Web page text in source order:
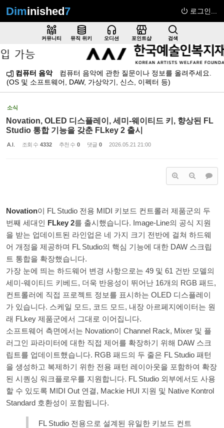
Diminished7 로그인...
커뮤니티 뮤직 위키 오디션 포인트샵 검색
컴퓨터 음악
컴퓨터 음악에 관한 질문이나 정보를 올려주세요.
(OS 및 소프트웨어, DAW, 가상악기, 신스, 이펙터 등)
소식
Novation, OLED 디스플레이, 세미-웨이티드 키, 향상된 FL
Studio 통합 기능을 갖춘 FLkey 2 출시
A.I. 조회 수 4332 추천 수 0 댓글 0 2026.05.21 21:00
Novation이 FL Studio 전용 MIDI 키보드 컨트롤러 제품군의 두
번째 세대인 FLkey 2를 출시했습니다. Image-Line의 공식 지원
을 받는 업데이트된 라인업은 네 가지 크기 전반에 걸쳐 하드웨
어 개정을 제공하며 FL Studio의 핵심 기능에 대한 DAW 스크립
트 통합을 확장했습니다.
가장 눈에 띄는 하드웨어 변경 사항으로는 49 및 61 건반 모델의
세미-웨이티드 키베드, 더욱 반응성이 뛰어난 16개의 RGB 패드,
컨트롤러에 직접 프로젝트 정보를 표시하는 OLED 디스플레이
가 있습니다. 스케일 모드, 코드 모드, 내장 아르페지에이터는 원
래 FLkey 제품군에서 그대로 이어집니다.
소프트웨어 측면에서는 Novation이 Channel Rack, Mixer 및 플
러그인 파라미터에 대한 직접 제어를 확장하기 위해 DAW 스크
립트를 업데이트했습니다. RGB 패드의 두 줄은 FL Studio 패턴
을 생성하고 복제하기 위한 전용 패턴 레이아웃을 포함하여 확장
된 시퀀싱 워크플로우를 지원합니다. FL Studio 외부에서도 사용
할 수 있도록 MIDI Out 연결, Mackie HUI 지원 및 Native Kontrol
Standard 호환성이 포함됩니다.
FL Studio 전용으로 설계된 유일한 키보드 컨트
Sketchbook5, 스케치북5
Sketchbook5, 스케치북5